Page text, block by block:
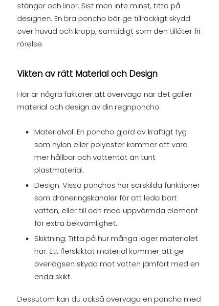
stänger och linor. Sist men inte minst, titta på
designen. En bra poncho bör ge tillräckligt skydd
över huvud och kropp, samtidigt som den tillåter fri
rörelse.
Vikten av rätt Material och Design
Här är några faktorer att överväga när det gäller
material och design av din regnponcho:
Materialval: En poncho gjord av kraftigt tyg
som nylon eller polyester kommer att vara
mer hållbar och vattentät än tunt
plastmaterial.
Design: Vissa ponchos har särskilda funktioner
som dräneringskanaler för att leda bort
vatten, eller till och med uppvärmda element
för extra bekvämlighet.
Skiktning: Titta på hur många lager materialet
har. Ett flerskiktat material kommer att ge
överlägsen skydd mot vatten jämfört med en
enda skikt.
Dessutom kan du också överväga en poncho med